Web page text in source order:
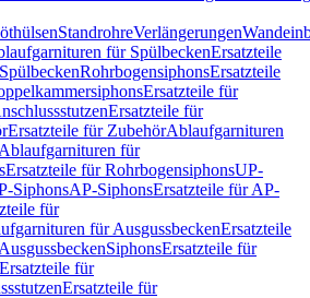
StandrohreVerlängerungen
für SpülbeckenErsatzteile
RohrbogensiphonsErsatzteile
Ersatzteile für
Ersatzteile für
Ersatzteile für ZubehörAblaufgarnituren
für
Ersatzteile für RohrbogensiphonsUP-
SiphonsAP-SiphonsErsatzteile für AP-
für
für AusgussbeckenErsatzteile
SiphonsErsatzteile für
Ersatzteile für
Ersatzteile für